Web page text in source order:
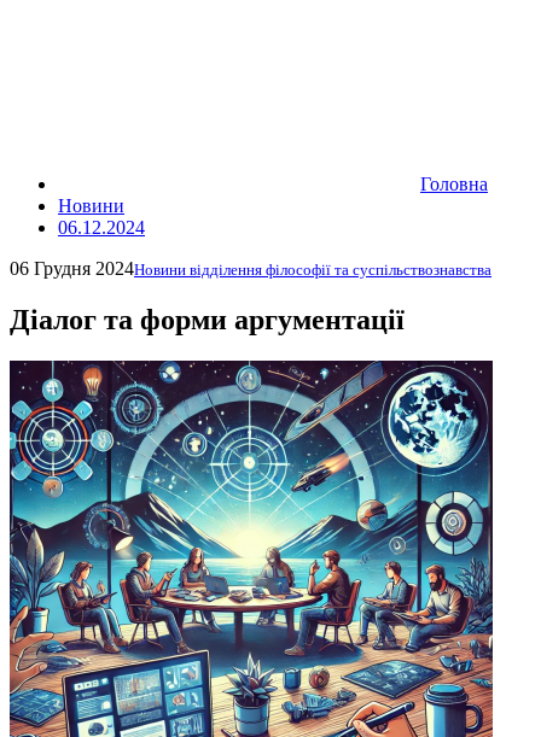
Головна
Новини
06.12.2024
06 Грудня 2024Новини відділення філософії та суспільствознавства
Діалог та форми аргументації